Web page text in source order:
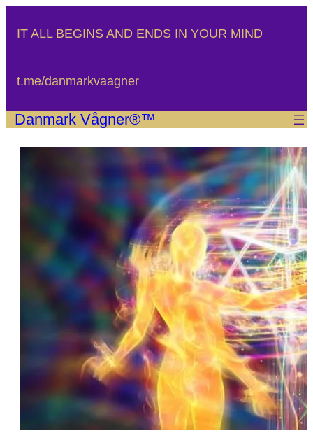
IT ALL BEGINS AND ENDS IN YOUR MIND
t.me/danmarkvaagner
Danmark Vågner®™